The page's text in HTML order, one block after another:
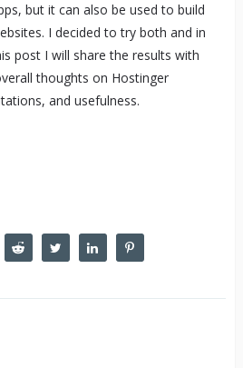
but it can also be used to build
I decided to try both and in
post I will share the results with
thoughts on Hostinger
and usefulness.